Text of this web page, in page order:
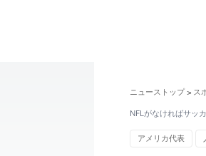
ニューストップ > ス
NFLがなければサッ
アメリカ代表